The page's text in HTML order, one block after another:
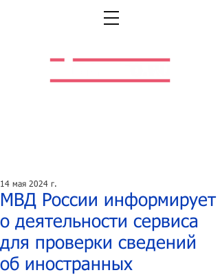
МВД России информирует
о деятельности сервиса
для проверки сведений
об иностранных
14 мая 2024 г.